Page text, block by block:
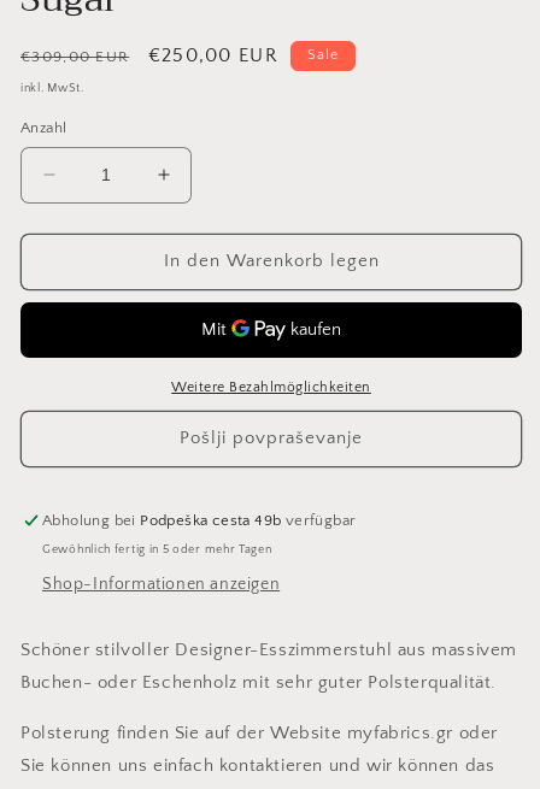
Normaler
Preis
€309,00 EUR Verkaufspreis
€250,00 EUR Sale
inkl. MwSt.
Anzahl
Verringere
die
Menge
Sugar
Erhöhe
die
Menge
für
Sugar
In den Warenkorb legen
Weitere Bezahlmöglichkeiten
Pošlji povpraševanje
Abholung bei Podpeška cesta 49b verfügbar
Gewöhnlich fertig in 5 oder mehr Tagen
Shop-Informationen anzeigen
Schöner stilvoller Designer-Esszimmerstuhl aus massivem
Buchen- oder Eschenholz mit sehr guter Polsterqualität.
Polsterung finden Sie auf der Website myfabrics.gr oder
Sie können uns einfach kontaktieren und wir können das